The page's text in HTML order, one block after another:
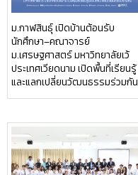
ม.กาฬสินธุ์ เปิดบ้านต้อนรับ
นักศึกษา–คณาจารย์
ม.เศรษฐศาสตร์ มหาวิทยาลัยเว้
ประเทศเวียดนาม เปิดพื้นที่เรียนรู้
และแลกเปลี่ยนวัฒนธรรมร่วมกัน